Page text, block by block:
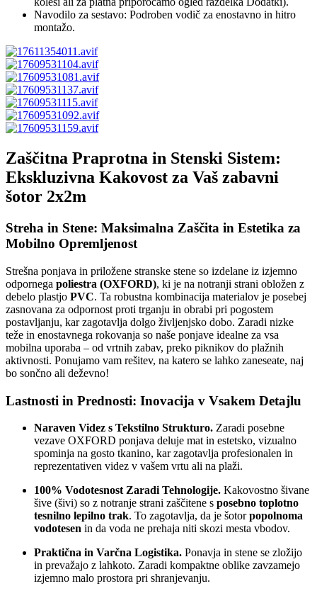
Navodilo za sestavo: Podroben vodič za enostavno in hitro
montažo.
Zaščitna Praprotna in Stenski Sistem:
Ekskluzivna Kakovost za Vaš zabavni
šotor 2x2m
Streha in Stene: Maksimalna Zaščita in Estetika za
Mobilno Opremljenost
Strešna ponjava in priložene stranske stene so izdelane iz izjemno
odpornega poliestra (OXFORD), ki je na notranji strani obložen z
debelo plastjo PVC. Ta robustna kombinacija materialov je posebej
zasnovana za odpornost proti trganju in obrabi pri pogostem
postavljanju, kar zagotavlja dolgo življenjsko dobo. Zaradi nizke
teže in enostavnega rokovanja so naše ponjave idealne za vsa
mobilna uporaba – od vrtnih zabav, preko piknikov do plažnih
aktivnosti. Ponujamo vam rešitev, na katero se lahko zaneseate, naj
bo sončno ali deževno!
Lastnosti in Prednosti: Inovacija v Vsakem Detajlu
Naraven Videz s Tekstilno Strukturo. Zaradi posebne
vezave OXFORD ponjava deluje mat in estetsko, vizualno
spominja na gosto tkanino, kar zagotavlja profesionalen in
reprezentativen videz v vašem vrtu ali na plaži.
100% Vodotesnost Zaradi Tehnologije. Kakovostno šivane
šive (šivi) so z notranje strani zaščitene s posebno toplotno
tesnilno lepilno trak. To zagotavlja, da je šotorpopolnoma
vodotesen in da voda ne prehaja niti skozi mesta vbodov.
Praktična in Varčna Logistika. Ponavja in stene se zložijo
in prevažajo z lahkoto. Zaradi kompaktne oblike zavzamejo
izjemno malo prostora pri shranjevanju.